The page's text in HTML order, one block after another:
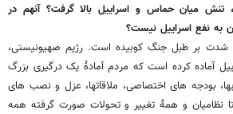
تنش میان حماس و اسراییل بالا گرفت؟ آنهم در
به نفع اسراییل نیست؟
شدت بر طبل جنگ کوبیده است. رژیم صهیونیستی،
آماده کرده است که مردم آمادۀ یک درگیری بزرگ
بودجه های اختصاصی، ملاقاتها، عزل و نصب های
نظامیان و همۀ تغییر و تحولات صورت گرفته همه